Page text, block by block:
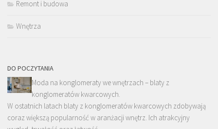
Remont i budowa
Wnętrza
DO POCZYTANIA
Moda na konglomeraty we wnętrzach – blaty z
konglomeratów kwarcowych.
W ostatnich latach blaty z konglomeratów kwarcowych zdobywają
coraz większą popularność w aranżacji wnętrz. Ich atrakcyjny